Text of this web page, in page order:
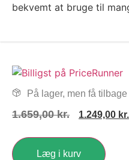
bekvemt at bruge til
På lager, men få tilbage
1.659,00kr. 1.249,00 kr.
Læg i kurv